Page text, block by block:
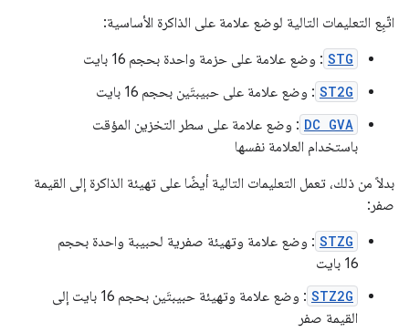
اتّبِع التعليمات التالية لوضع علامة على الذاكرة الأساسية:
STG : وضع علامة على حزمة واحدة بحجم 16 بايت
ST2G : وضع علامة على حبيبتَين بحجم 16 بايت
DC GVA : وضع علامة على سطر التخزين المؤقت
باستخدام العلامة نفسها
بدلاً من ذلك، تعمل التعليمات التالية أيضًا على تهيئة الذاكرة إلى القيمة
صفر:
STZG : وضع علامة وتهيئة صفرية لحبيبة واحدة بحجم
16 بايت
STZ2G
: وضع علامة وتهيئة حبيبتَين بحجم 16 بايت إلى
القيمة صفر